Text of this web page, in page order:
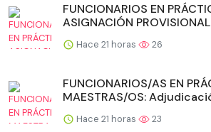
FUNCIONARIOS EN
ASIGNACIÓN
Hace 21 horas 26
FUNCIONARIOS/AS EN
MAESTRAS/OS:
Hace 21 horas 23